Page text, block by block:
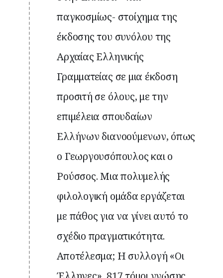
παγκοσμίως- στοίχημα της
έκδοσης του συνόλου της
Αρχαίας Ελληνικής
Γραμματείας σε μια έκδοση
προσιτή σε όλους, με την
επιμέλεια σπουδαίων
Ελλήνων διανοούμενων, όπως
ο Γεωργουσόπουλος και ο
Ρούσσος. Μια πολυμελής
φιλολογική ομάδα εργάζεται
με πάθος για να γίνει αυτό το
σχέδιο πραγματικότητα.
Αποτέλεσμα; Η συλλογή «Οι